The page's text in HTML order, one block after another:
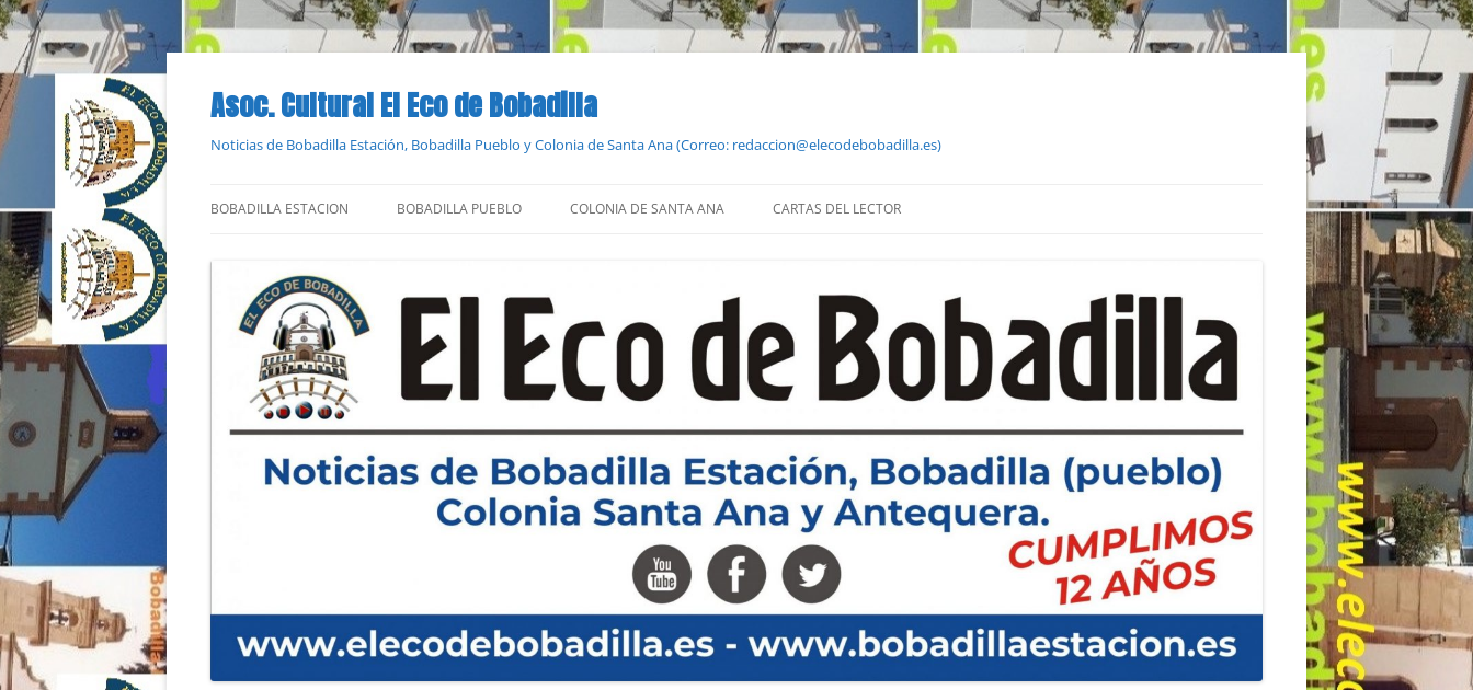
Saltar
contenido
Asoc. Cultural El Eco de Bobadilla
Noticias de Bobadilla Estación, Bobadilla Pueblo y Colonia de Santa Ana (Correo: redaccion@elecodebobadilla.es)
BOBADILLA ESTACION BOBADILLA PUEBLO COLONIA DE SANTA ANA CARTAS DEL LECTOR